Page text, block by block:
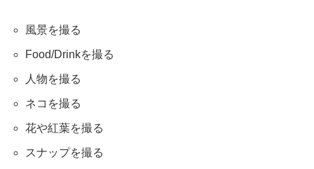
風景を撮る
Food/Drinkを撮る
人物を撮る
ネコを撮る
花や紅葉を撮る
スナップを撮る